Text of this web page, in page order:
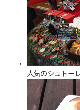
人気のシュトー